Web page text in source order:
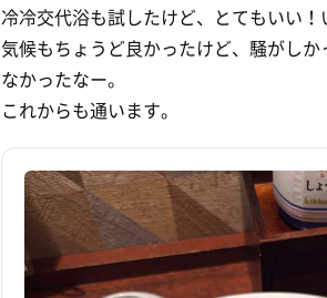
冷冷交代浴も試したけど、とてもいい！
気候もちょうど良かったけど、騒がし
なかったなー。
これからも通います。